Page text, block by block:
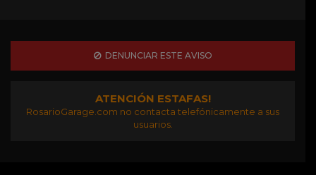
DENUNCIAR ESTE AVISO
ATENCIÓN ESTAFAS!
RosarioGarage.com no contacta telefónicamente a sus
usuarios.